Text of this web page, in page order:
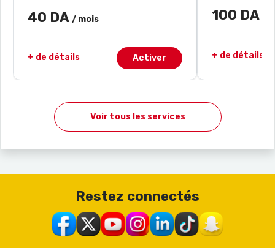
40 DA / mois
+ de détails Activer
100 DA
+ de détails
Voir tous les services
Restez connectés